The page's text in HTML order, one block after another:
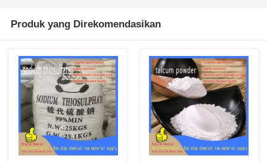
Produk yang Direkomendasikan